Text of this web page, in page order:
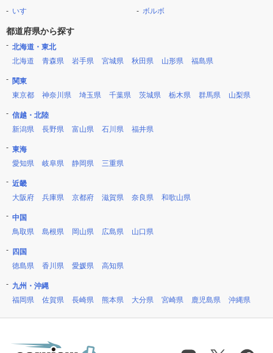
いすゞ
ボルボ
都道府県から探す
北海道・東北
北海道
青森県 岩手県 宮城県 秋田県 山形県 福島県
関東
東京都
神奈川県 埼玉県 千葉県 茨城県 栃木県 群馬県 山梨県
信越・北陸
新潟県
長野県 富山県 石川県 福井県
東海
愛知県
岐阜県 静岡県 三重県
近畿
大阪府
兵庫県 京都府 滋賀県 奈良県 和歌山県
中国
鳥取県
島根県 岡山県 広島県 山口県
四国
徳島県
香川県 愛媛県 高知県
九州・沖縄
福岡県
佐賀県 長崎県 熊本県 大分県 宮崎県 鹿児島県 沖縄県